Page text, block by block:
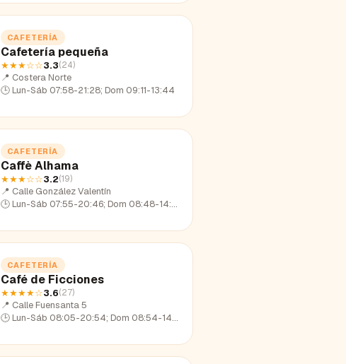
CAFETERÍA
Cafetería pequeña
★★★☆☆3.3(24)
📍 Costera Norte
🕒 Lun-Sáb 07:58-21:28; Dom 09:11-13:44
CAFETERÍA
Caffè Alhama
★★★☆☆3.2(19)
📍 Calle González Valentín
🕒 Lun-Sáb 07:55-20:46; Dom 08:48-14:15
CAFETERÍA
Café de Ficciones
★★★★☆3.6(27)
📍 Calle Fuensanta 5
🕒 Lun-Sáb 08:05-20:54; Dom 08:54-14:17